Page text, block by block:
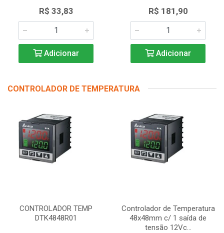
R$ 33,83
Adicionar
R$ 181,90
Adicionar
CONTROLADOR DE TEMPERATURA
CONTROLADOR TEMP
DTK4848R01
Controlador de Temperatura
48x48mm c/ 1 saída de
tensão 12Vc...